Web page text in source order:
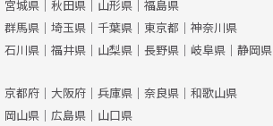
宮城県 ｜ 秋田県 ｜ 山形県 ｜ 福島県
群馬県 ｜ 埼玉県 ｜ 千葉県 ｜ 東京都 ｜ 神奈川県
石川県 ｜ 福井県 ｜ 山梨県 ｜ 長野県 ｜ 岐阜県 ｜ 静岡県
京都府 ｜ 大阪府 ｜ 兵庫県 ｜ 奈良県 ｜ 和歌山県
岡山県 ｜ 広島県 ｜ 山口県